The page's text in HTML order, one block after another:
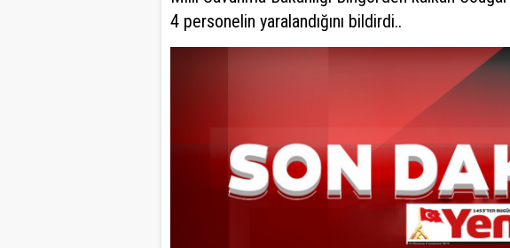
4 personelin yaralandığını bildirdi..